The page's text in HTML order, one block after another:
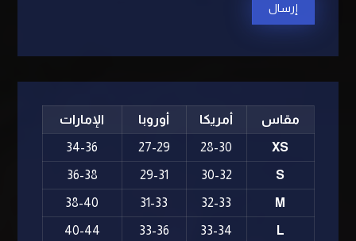
مقاس أمريكا أوروبا الإمارات
XS
28-30
27-29
34-36
S
30-32
29-31
36-38
M
32-33
31-33
38-40
L
33-34
33-36
40-44